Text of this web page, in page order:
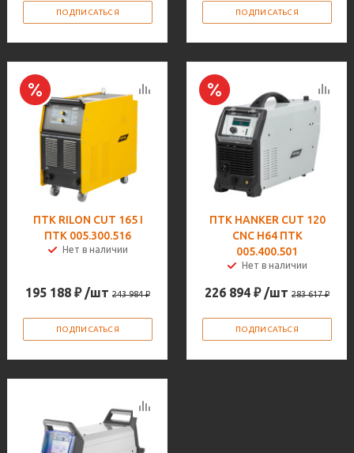
ПОДПИСАТЬСЯ ПОДПИСАТЬСЯ
ПТК RILON CUT 165 I
ПТК 005.300.516
Нет в наличии
195 188 ₽ /шт 243 984₽
ПОДПИСАТЬСЯ
ПТК HANKER CUT 120
CNC H64 ПТК
005.400.501
Нет в наличии
226 894 ₽ /шт 283 617₽
ПОДПИСАТЬСЯ